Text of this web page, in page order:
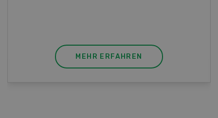
MEHR ERFAHREN